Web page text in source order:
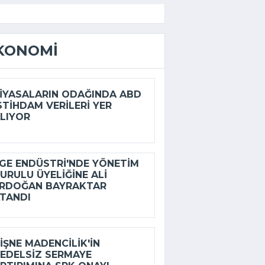
ODAĞINDA ABD
VERILERI YER
ENDÜSTRI'NDE YÖNETIM
ÜYELIĞINE ALI
BAYRAKTAR
MADENCILIK'IN
SERMAYE